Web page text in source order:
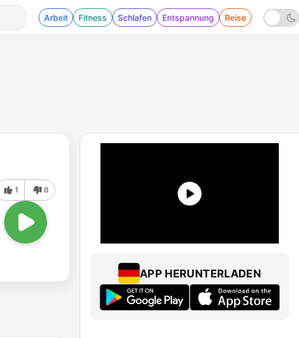
Arbeit Fitness Schlafen Entspannung Reise
1 0
APP HERUNTERLADEN